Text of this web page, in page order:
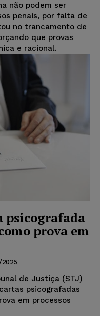
não podem ser
penais, por falta de
no trancamento de
que provas
e racional.
psicografada
prova em
2025
de Justiça (STJ)
psicografadas
em processos